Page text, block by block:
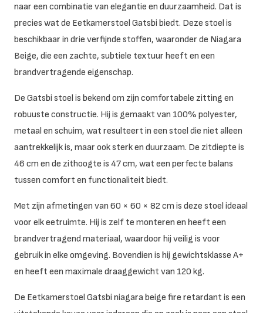
naar een combinatie van elegantie en duurzaamheid. Dat is
precies wat de Eetkamerstoel Gatsbi biedt. Deze stoel is
beschikbaar in drie verfijnde stoffen, waaronder de Niagara
Beige, die een zachte, subtiele textuur heeft en een
brandvertragende eigenschap.
De Gatsbi stoel is bekend om zijn comfortabele zitting en
robuuste constructie. Hij is gemaakt van 100% polyester,
metaal en schuim, wat resulteert in een stoel die niet alleen
aantrekkelijk is, maar ook sterk en duurzaam. De zitdiepte is
46 cm en de zithoogte is 47 cm, wat een perfecte balans
tussen comfort en functionaliteit biedt.
Met zijn afmetingen van 60 × 60 × 82 cm is deze stoel ideaal
voor elk eetruimte. Hij is zelf te monteren en heeft een
brandvertragend materiaal, waardoor hij veilig is voor
gebruik in elke omgeving. Bovendien is hij gewichtsklasse A+
en heeft een maximale draaggewicht van 120 kg.
De Eetkamerstoel Gatsbi niagara beige fire retardant is een